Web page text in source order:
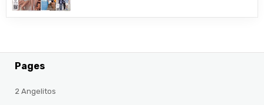
Pages
2 Angelitos